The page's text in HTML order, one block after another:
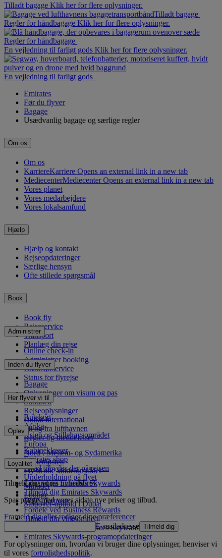
Tilladt bagage Klik her for flere oplysninger.
Tilladt bagage
Regler for håndbagage Klik her for flere oplysninger.
Regler for håndbagage
En vejledning til farligt gods Klik her for flere oplysninger.
En vejledning til farligt gods
Emirates
Før du flyver
Bagage
Usædvanlig bagage og særlige regler
Om os
Om os
KarriereKarriere Opens an external link in a new tab
MediecenterMediecenter Opens an external link in a new tab
Vores planet
Vores medarbejdere
Vores lokalsamfund
Hjælp
Hjælp og kontakt
Rejseopdateringer
Særlige hensyn
Ofte stillede spørgsmål
Book
Book fly
Rejseservice
Transport
Planlæg din rejse
Administrer
Online check-in
Administrer booking
Chaufførservice
Status for flyrejse
Inden du flyver
Bagage
Oplysninger om visum og pas
Sundhed
Rejseoplysninger
Dubai International
Til og fra lufthavnen
Regler og meddelelser
Her flyver vi til
Rutekort
Afrika
Asien og Stillehavsområdet
Europa
Nord-, Mellem- og Sydamerika
Mellemøsten
Fly til alle lande/områder
Oplev
Kabineklasser
Emirates shop
Hvad tilbydes der på rejsen
Underholdning på flyet
Måltider
Lounge
Stopover-ophold i Dubai
Loyalitet
Log ind på Emirates Skywards
Tilmeld dig Emirates Skywards
Vores partnere
Fordele ved Business Rewards
Tilmeld din virksomhed
Programregler for Emirates Skywards
Emirates Skywards-programopdateringer
Tilmeld dig vores nyhedsbrev
Spar penge med vores sidste nye priser og tilbud.
Frameld dig eller rediger dine præferencer
E-mailadresse Tilmeld dig
For oplysninger om, hvordan vi bruger dine oplysninger, henviser vi
til vores fortrolighedspolitik.